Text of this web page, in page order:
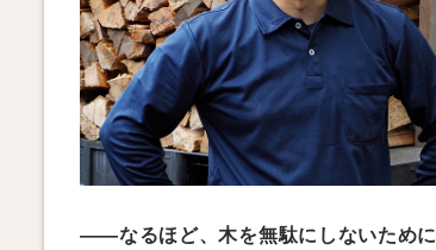
——なるほど、木を無駄にしないため